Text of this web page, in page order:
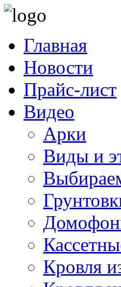
Главная
Новости
Прайс-лист
Видео
Арки
Виды и
Кровля